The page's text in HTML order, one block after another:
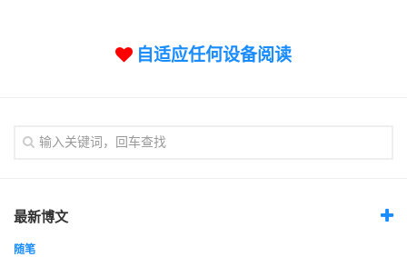
自适应任何设备阅读
最新博文
随笔